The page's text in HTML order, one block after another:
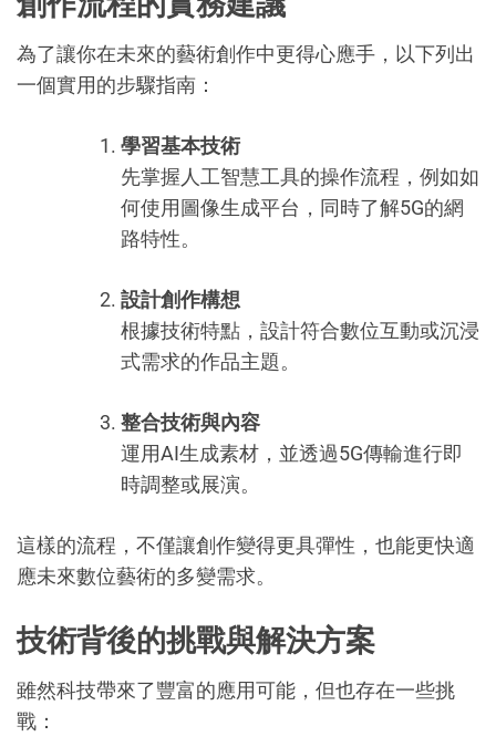
為了讓你在未來的藝術創作中更得心應手，以下列出
一個實用的步驟指南：
學習基本技術
先掌握人工智慧工具的操作流程，例如如
何使用圖像生成平台，同時了解5G的網
路特性。
設計創作構想
根據技術特點，設計符合數位互動或沉浸
式需求的作品主題。
整合技術與內容
運用AI生成素材，並透過5G傳輸進行即
時調整或展演。
這樣的流程，不僅讓創作變得更具彈性，也能更快適
應未來數位藝術的多變需求。
技術背後的挑戰與解決方案
雖然科技帶來了豐富的應用可能，但也存在一些挑
戰：